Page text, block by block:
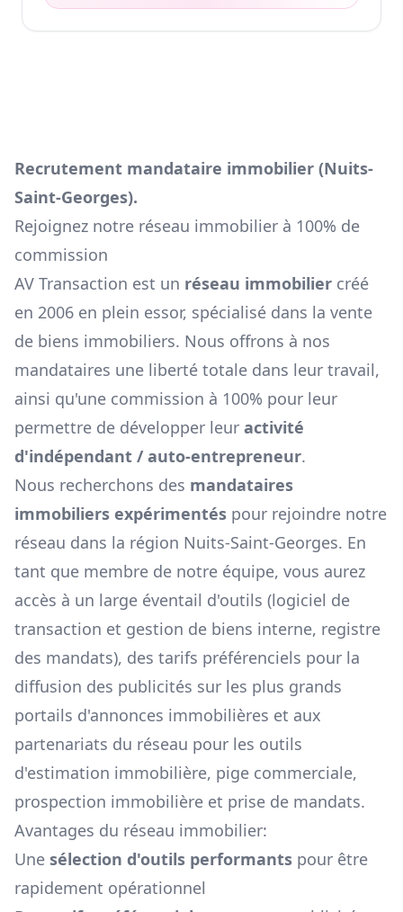
Recrutement mandataire immobilier (Nuits-
Saint-Georges).
Rejoignez notre réseau immobilier à 100% de
commission
AV Transaction est un réseau immobilier créé
en 2006 en plein essor, spécialisé dans la vente
de biens immobiliers. Nous offrons à nos
mandataires une liberté totale dans leur travail,
ainsi qu'une commission à 100% pour leur
permettre de développer leur activité
d'indépendant / auto-entrepreneur.
Nous recherchons des mandataires
immobiliers expérimentés pour rejoindre notre
réseau dans la région Nuits-Saint-Georges. En
tant que membre de notre équipe, vous aurez
accès à un large éventail d'outils (logiciel de
transaction et gestion de biens interne, registre
des mandats), des tarifs préférenciels pour la
diffusion des publicités sur les plus grands
portails d'annonces immobilières et aux
partenariats du réseau pour les outils
d'estimation immobilière, pige commerciale,
prospection immobilière et prise de mandats.
Avantages du réseau immobilier:
Une sélection d'outils performants pour être
rapidement opérationnel